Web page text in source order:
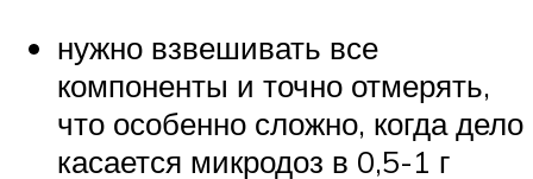
нужно взвешивать все
компоненты и точно отмерять,
что особенно сложно, когда дело
касается микродоз в 0,5-1 г